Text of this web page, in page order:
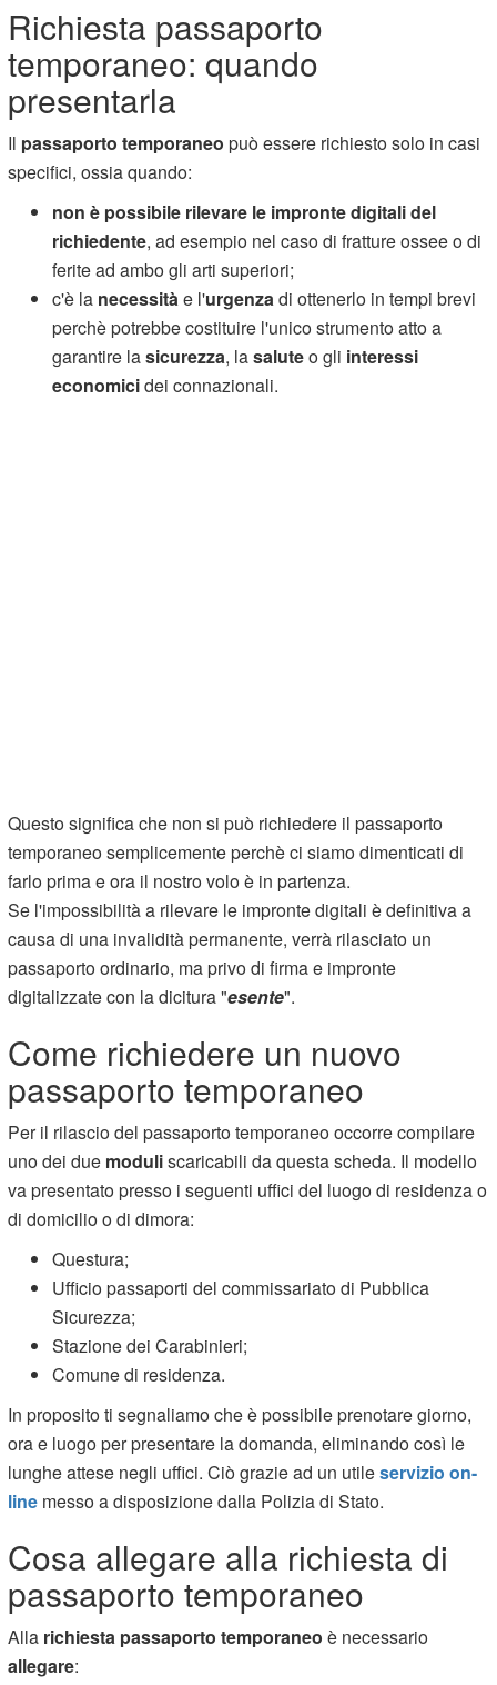
Richiesta passaporto
temporaneo: quando
presentarla
Il passaporto temporaneo può essere richiesto solo in casi
specifici, ossia quando:
non è possibile rilevare le impronte digitali del
richiedente, ad esempio nel caso di fratture ossee o di
ferite ad ambo gli arti superiori;
c'è la necessità e l'urgenza di ottenerlo in tempi brevi
perchè potrebbe costituire l'unico strumento atto a
garantire lasicurezza, lasaluteo gli interessi
economicidei connazionali.
Questo significa che non si può richiedere il passaporto
temporaneo semplicemente perchè ci siamo dimenticati di
farlo prima e ora il nostro volo è in partenza.
Se l'impossibilità a rilevare le impronte digitali è definitiva a
causa di una invalidità permanente, verrà rilasciato un
passaporto ordinario, ma privo di firma e impronte
digitalizzate con la dicitura "esente".
Come richiedere un nuovo
passaporto temporaneo
Per il rilascio del passaporto temporaneo occorre compilare
uno dei due moduliscaricabili da questa scheda. Il modello
va presentato presso i seguenti uffici del luogo di residenza o
di domicilio o di dimora:
Questura;
Ufficio passaporti del commissariato di Pubblica
Sicurezza;
Stazione dei Carabinieri;
Comune di residenza.
In proposito ti segnaliamo che è possibile prenotare giorno,
ora e luogo per presentare la domanda, eliminando così le
lunghe attese negli uffici. Ciò grazie ad un utileservizio on-
line messo a disposizione dalla Polizia di Stato.
Cosa allegare alla richiesta di
passaporto temporaneo
Alla richiesta passaporto temporaneoè necessario
allegare: